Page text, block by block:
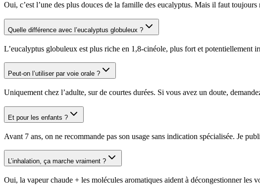
Oui, c’est l’une des plus douces de la famille des eucalyptus. Mais il faut
Quelle différence avec l’eucalyptus globuleux ?
L’eucalyptus globuleux est plus riche en 1,8-cinéole, plus fort et potentiellement
Peut-on l’utiliser par voie orale ?
Uniquement chez l’adulte, sur de courtes durées. Si vous avez un doute,
Et pour les enfants ?
Avant 7 ans, on ne recommande pas son usage sans indication spécialisée. Je
L’inhalation, ça marche vraiment ?
Oui, la vapeur chaude + les molécules aromatiques aident à décongestionner les